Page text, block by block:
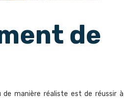
de
de manière réaliste est de réussir à